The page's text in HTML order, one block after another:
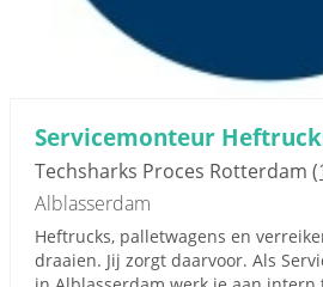
Servicemonteur
Techsharks Proces Rotterdam
Alblasserdam
Heftrucks, palletwagens en
draaien. Jij zorgt daarvoor. Als